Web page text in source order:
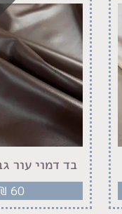
בד דמוי עור
60